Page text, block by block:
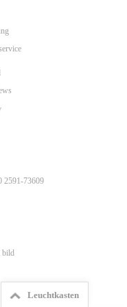
2591-73609
bild
Leuchtkasten